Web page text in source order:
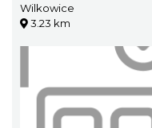
Wilkowice
3.23 km